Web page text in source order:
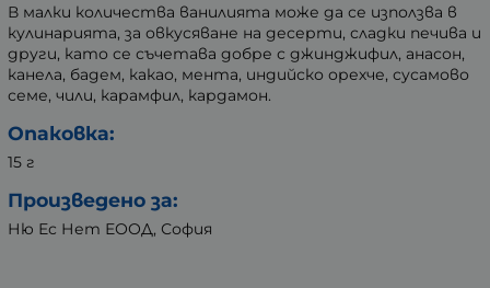
В малки количества ванилията може да се използва в
кулинарията, за овкусяване на десерти, сладки печива и
други, като се съчетава добре с джинджифил, анасон,
канела, бадем, какао, мента, индийско орехче, сусамово
семе, чили, карамфил, кардамон.
Опаковка:
15 г
Произведено за:
Ню Ес Нет ЕООД, София